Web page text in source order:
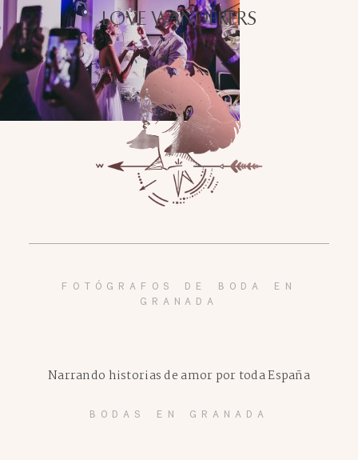
LOVE WANDERERS
FOTÓGRAFOS DE BODA EN
GRANADA
BODAS EN GRANADA
Narrando historias de amor por toda España